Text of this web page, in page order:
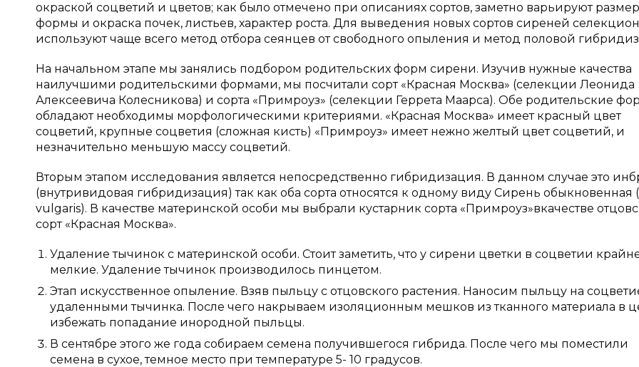
окраской соцветий и цветов; как было отмечено при описаниях сортов, заметно варьируют
формы и окраска почек, листьев, характер роста. Для выведения новых сортов сиреней
используют чаще всего метод отбора сеянцев от свободного опыления и метод половой
На начальном этапе мы занялись подбором родительских форм сирени. Изучив нужные качества
наилучшими родительскими формами, мы посчитали сорт «Красная Москва» (селекции Леонида
Алексеевича Колесникова) и сорта «Примроуз» (селекции Геррета Маарса). Обе родительские
обладают необходимы морфологическими критериями. «Красная Москва» имеет красный цвет
соцветий, крупные соцветия (сложная кисть) «Примроуз» имеет нежно желтый цвет соцветий, и
незначительно меньшую массу соцветий.
Вторым этапом исследования является непосредственно гибридизация. В данном случае это
(внутривидовая гибридизация) так как оба сорта относятся к одному виду Сирень обыкновенная
vulgaris). В качестве материнской особи мы выбрали кустарник сорта «Примроуз»вкачестве
сорт «Красная Москва».
Удаление тычинок с материнской особи. Стоит заметить, что у сирени цветки в соцветии
мелкие. Удаление тычинок производилось пинцетом.
Этап искусственное опыление. Взяв пыльцу с отцовского растения. Наносим пыльцу на
удаленными тычинка. После чего накрываем изоляционным мешков из тканного материала в
избежать попадание инородной пыльцы.
В сентябре этого же года собираем семена получившегося гибрида. После чего мы поместили
семена в сухое, темное место при температуре 5- 10 градусов.